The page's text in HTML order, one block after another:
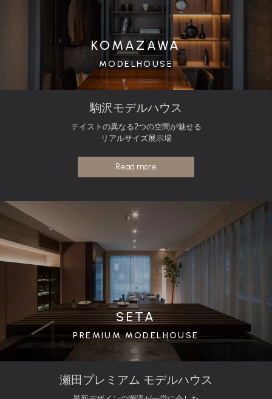
KOMAZAWA
MODELHOUSE
駒沢モデルハウス
テイストの異なる2つの空間が魅せる
リアルサイズ展示場
Read more
SETA
PREMIUM MODELHOUSE
瀬田プレミアム モデルハウス